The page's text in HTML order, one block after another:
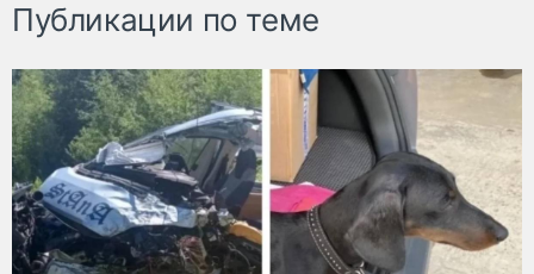
Публикации по теме